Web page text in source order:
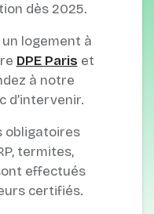
dès 2025.
logement à
DPE Paris et
à notre
d’intervenir.
obligatoires
termites,
effectués
certifiés.